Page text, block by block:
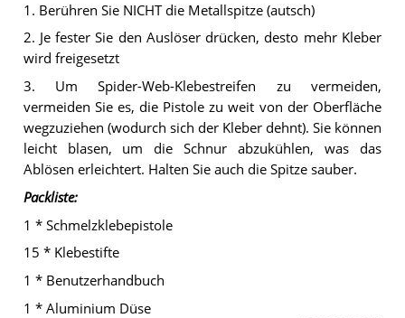
1. Berühren Sie NICHT die Metallspitze (autsch)
2. Je fester Sie den Auslöser drücken, desto mehr Kleber
wird freigesetzt
3. Um Spider-Web-Klebestreifen zu vermeiden,
vermeiden Sie es, die Pistole zu weit von der Oberfläche
wegzuziehen (wodurch sich der Kleber dehnt). Sie können
leicht blasen, um die Schnur abzukühlen, was das
Ablösen erleichtert. Halten Sie auch die Spitze sauber.
Packliste:
1 * Schmelzklebepistole
15 * Klebestifte
1 * Benutzerhandbuch
1 * Aluminium Düse